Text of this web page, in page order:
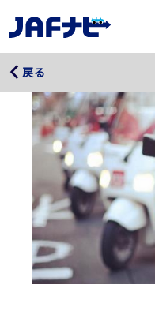
マイページ
戻る
おそうじ革命